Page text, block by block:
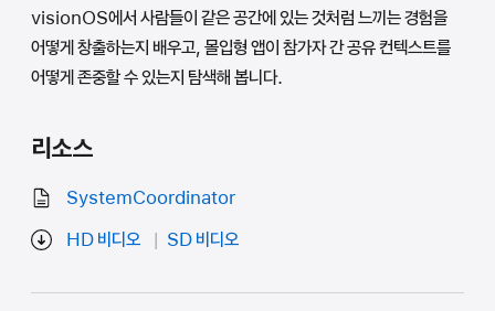
visionOS에서 사람들이 같은 공간에 있는 것처럼 느끼는 경험을
어떻게 창출하는지 배우고, 몰입형 앱이 참가자 간 공유 컨텍스트를
어떻게 존중할 수 있는지 탐색해 봅니다.
리소스
SystemCoordinator
HD 비디오
SD 비디오